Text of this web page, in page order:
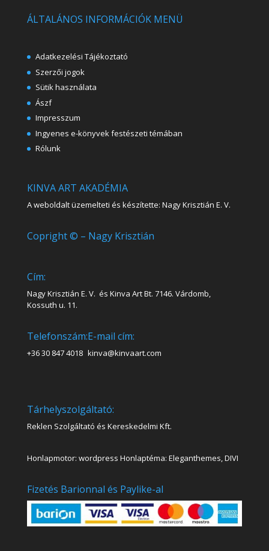
ÁLTALÁNOS INFORMÁCIÓK MENÜ
Adatkezelési Tájékoztató
Szerzői jogok
Sütik használata
Ászf
Impresszum
Ingyenes e-könyvek festészeti témában
Rólunk
KINVA ART AKADÉMIA
A weboldalt üzemelteti és készítette: Nagy Krisztián E. V.
Copright © – Nagy Krisztián
Cím:
Nagy Krisztián E. V. és Kinva Art Bt. 7146. Várdomb,
Kossuth u. 11.
Telefonszám:
+36 30 847 4018
E-mail cím:
kinva@kinvaart.com
Tárhelyszolgáltató:
Reklen Szolgáltató és Kereskedelmi Kft.
Honlapmotor: wordpress Honlaptéma: Eleganthemes, DIVI
Fizetés Barionnal és Paylike-al